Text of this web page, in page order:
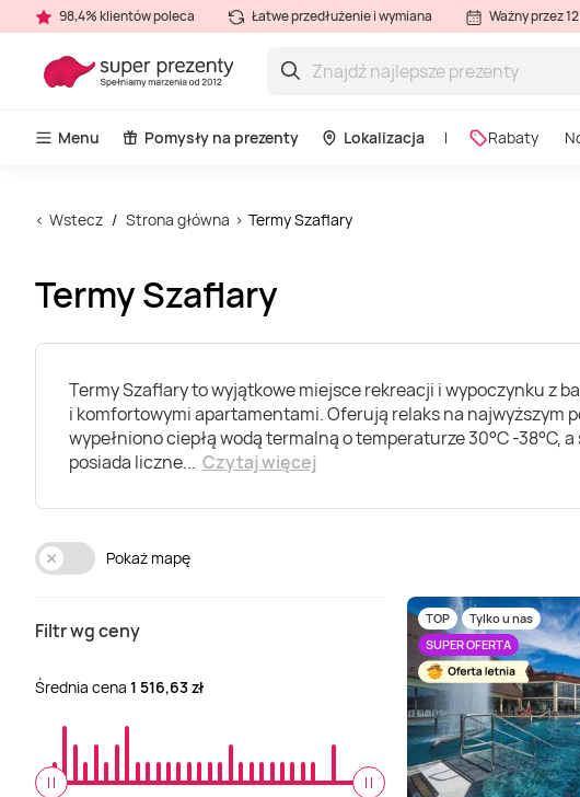
98,4% klientów poleca Łatwe przedłużenie i wymiana Ważny przez
Menu Pomysły na prezenty Lokalizacja Rabaty
Wstecz Strona główna Termy Szaflary
Termy Szaflary
Termy Szaflary to wyjątkowe miejsce rekreacji i wypoczynku z
i komfortowymi apartamentami. Oferują relaks na najwyższym
wypełniono ciepłą wodą termalną o temperaturze 30°C -38°C,
posiada liczne... Czytaj więcej
Pokaż mapę
Filtr wg ceny
Średnia cena 1 516,63 zł
TOP
Tylko u nas
SUPER OFERTA